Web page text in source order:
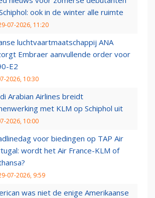
ook in de winter alle ruimte
07-2026, 11:20
luchtvaartmaatschappij ANA
Embraer aanvullende order voor
E2
2026, 10:30
Arabian Airlines breidt
met KLM op Schiphol uit
2026, 10:00
voor biedingen op TAP Air
wordt het Air France-KLM of
07-2026, 9:59
was niet de enige Amerikaanse